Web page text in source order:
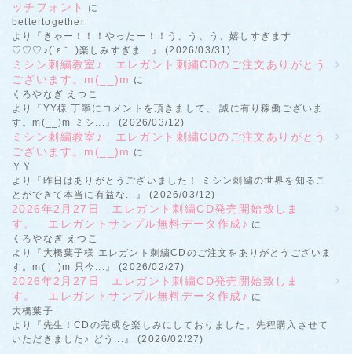
ッチフォント
に
bettertogether
より『きゃー！！！やったー！！う、う、う、嬉しすぎます
♡♡♡♪(´ε｀ )楽しみすぎま...』 (2026/03/31)
ミシン刺繍教室♪ エレガント刺繍CDのご注文ありがとう
ございます。m(__)m に
くろやなぎ えつこ
より『YY様 丁寧にコメントを頂きまして、 誠に有り稼働ございま
す。m(__)m ミシ...』 (2026/03/12)
ミシン刺繍教室♪ エレガント刺繍CDのご注文ありがとう
ございます。m(__)m に
ＹＹ
より『昨日はありがとうございました！ ミシン刺繍の世界を知るこ
とができて本当に有益な...』 (2026/03/12)
2026年2月27日 エレガント刺繍CD発売開始致しま
す。 エレガントサンプル無料データ作成♪ に
くろやなぎ えつこ
より『大橋葉子様 エレガント刺繍CDのご注文をありがとうございま
す。m(__)m 只今...』 (2026/02/27)
2026年2月27日 エレガント刺繍CD発売開始致しま
す。 エレガントサンプル無料データ作成♪ に
大橋葉子
より『先生！CDの完成を楽しみにしておりました。先程購入させて
いただきました♪ どう...』 (2026/02/27)